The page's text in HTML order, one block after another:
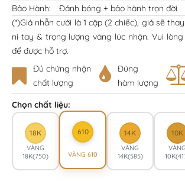
Bảo Hành:
Đánh bóng + bảo hành trọn đời
(*)Giá nhẫn cưới là 1 cặp (2 chiếc), giá sẽ
ni tay & trọng lượng vàng lúc nhận. Vui
để được hỗ trợ.
Đủ chứng nhận
chất lượng
Đúng
hàm lượng
Chọn chất liệu:
18K
VÀNG
18K(750)
610
VÀNG 610
14K
VÀNG
14K(585)
10K
VÀNG